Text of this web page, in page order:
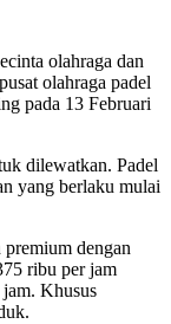
olahraga dan
olahraga padel
pada 13 Februari
dilewatkan. Padel
yang berlaku mulai
dengan
ribu per jam
jam. Khusus